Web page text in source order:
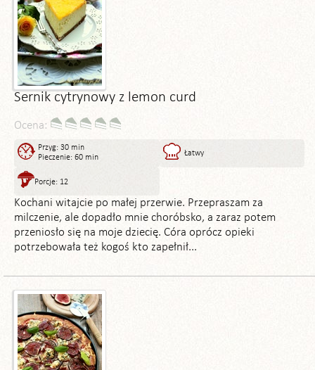
Sernik cytrynowy z lemon curd
Ocena:
Przyg: 30 min
Pieczenie: 60 min
Łatwy
Porcje: 12
Kochani witajcie po małej przerwie. Przepraszam za
milczenie, ale dopadło mnie choróbsko, a zaraz potem
przeniosło się na moje dziecię. Córa oprócz opieki
potrzebowała też kogoś kto zapełnił...